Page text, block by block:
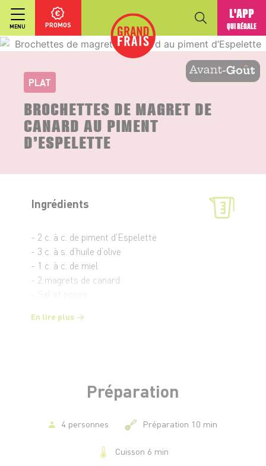
MENU PROMOS
L'APP
QUI RÉGALE
PLAT
BROCHETTES DE MAGRET DE
CANARD AU PIMENT
D’ESPELETTE
Ingrédients
- 2 c. à c. de piment d'Espelette
- 3 c. à s. d’huile d’olive
- 1 c. à c. de miel
- 2 magrets de canard
En lire plus
Préparation
4 personnes Préparation 10 min
Cuisson 6 min